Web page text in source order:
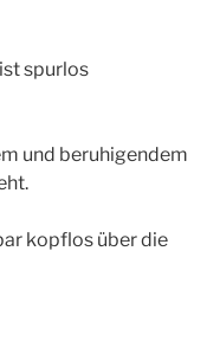
spurlos
und beruhigendem
kopflos über die